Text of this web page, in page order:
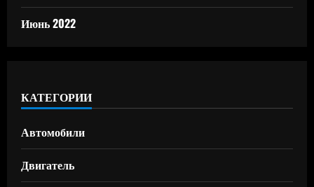
Июнь 2022
КАТЕГОРИИ
Автомобили
Двигатель